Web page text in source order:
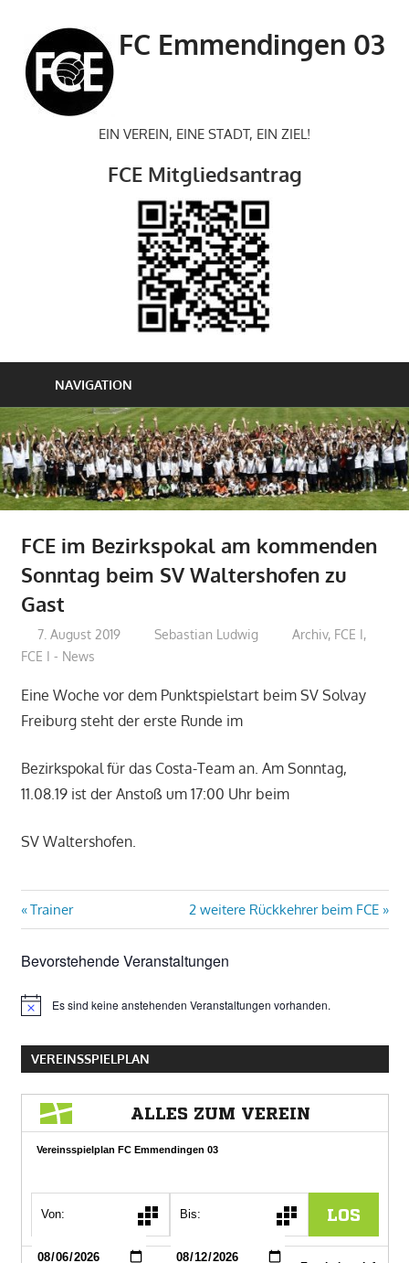
springen
FC Emmendingen 03
EIN VEREIN, EINE STADT, EIN ZIEL!
FCE Mitgliedsantrag
NAVIGATION
FCE im Bezirkspokal am kommenden
Sonntag beim SV Waltershofen zu
Gast
7. August 2019 Sebastian Ludwig Archiv, FCE I,
FCE I - News
Eine Woche vor dem Punktspielstart beim SV Solvay
Freiburg steht der erste Runde im
Bezirkspokal für das Costa-Team an. Am Sonntag,
11.08.19 ist der Anstoß um 17:00 Uhr beim
SV Waltershofen.
Beitragsnavigation
Vorheriger
Beitrag:
Trainer
Nächster
Beitrag:
2 weitere Rückkehrer beim FCE
Bevorstehende Veranstaltungen
HinweisEs sind keine anstehenden Veranstaltungen vorhanden.
VEREINSSPIELPLAN